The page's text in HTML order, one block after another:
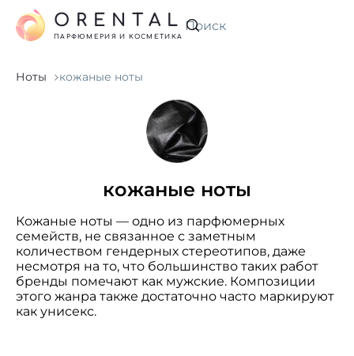
Искать
ORENTAL
ПАРФЮМЕРИЯ И КОСМЕТИКА
Ноты кожаные ноты
кожаные ноты
Кожаные ноты — одно из парфюмерных
семейств, не связанное с заметным
количеством гендерных стереотипов, даже
несмотря на то, что большинство таких работ
бренды помечают как мужские. Композиции
этого жанра также достаточно часто маркируют
как унисекс.